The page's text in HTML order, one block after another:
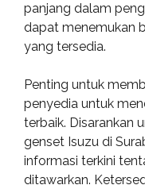
panjang dalam
dapat menemukan
yang tersedia.
Penting untuk
penyedia untuk
terbaik. Disarankan
genset Isuzu di
informasi terkini
ditawarkan.